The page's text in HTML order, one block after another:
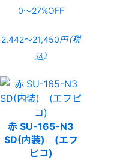
0〜27%OFF
2,442〜21,450円（税
込）
赤 SU-165-N3
SD(内装) (エフ
ピコ)